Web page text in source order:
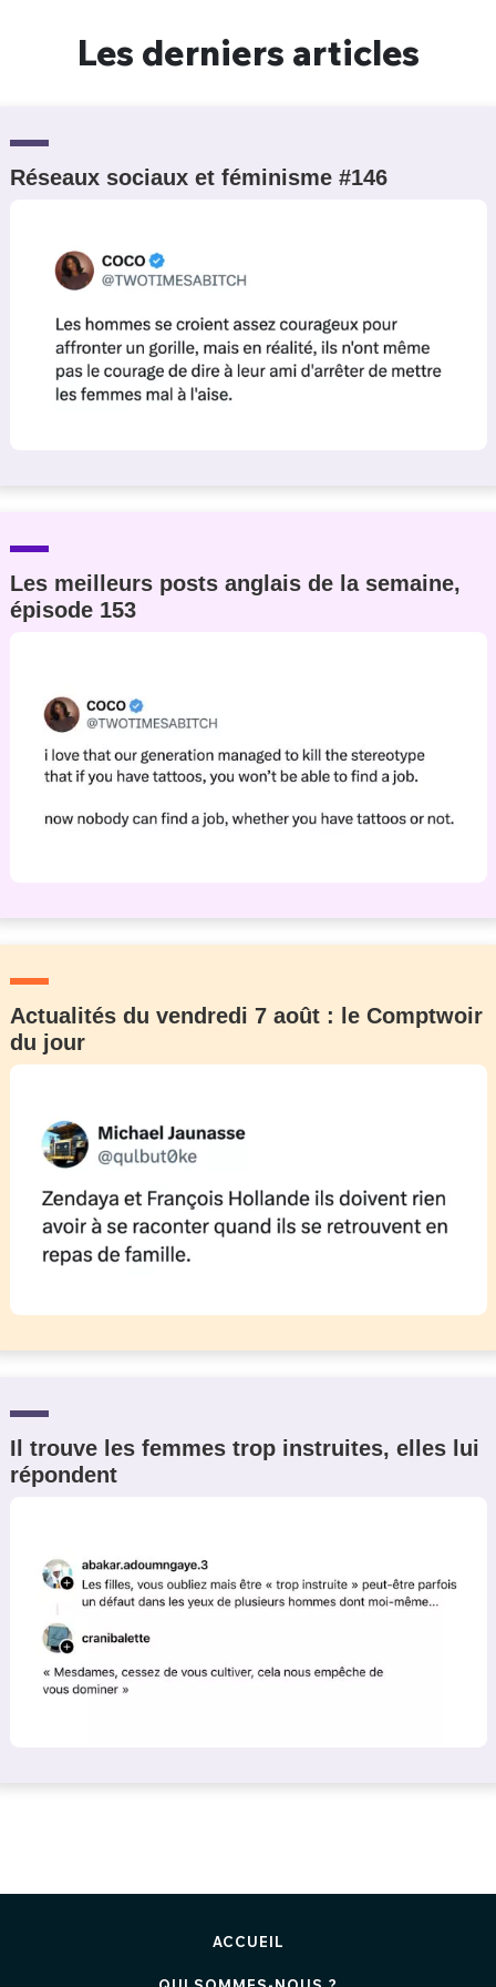
Les derniers articles
Réseaux sociaux et féminisme #146
Les meilleurs posts anglais de la semaine,
épisode 153
Actualités du vendredi 7 août : le Comptwoir
du jour
Il trouve les femmes trop instruites, elles lui
répondent
ACCUEIL
Un Thread